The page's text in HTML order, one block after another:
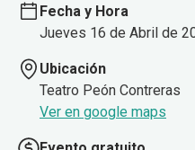
Fecha y Hora
Jueves 16 de Abril de
Ubicación
Teatro Peón Contreras
Ver en google maps